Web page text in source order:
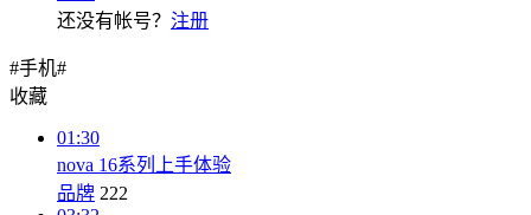
还没有帐号？ 注册
#手机#
收藏
01:30
nova 16系列上手体验
品牌 222